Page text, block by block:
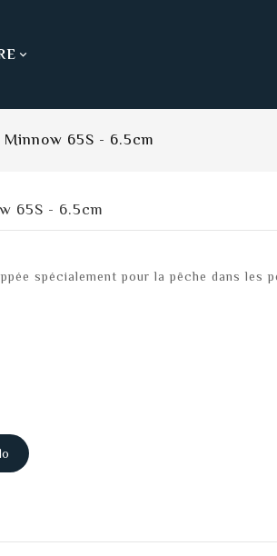
65S - 6.5cm
65S - 6.5cm
spécialement pour la pêche dans les